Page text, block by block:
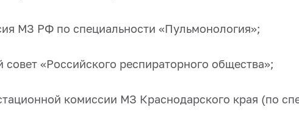
МЗ РФ по специальности «Пульмонология»;
«Российского респираторного общества»;
комиссии МЗ Краснодарского края (по